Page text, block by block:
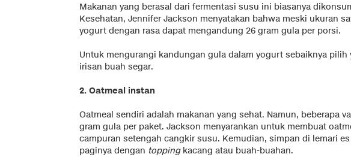
Makanan yang berasal dari fermentasi susu ini biasanya
Kesehatan, Jennifer Jackson menyatakan bahwa meski ukuran
yogurt dengan rasa dapat mengandung 26 gram gula per porsi.
Untuk mengurangi kandungan gula dalam yogurt sebaiknya
irisan buah segar.
2. Oatmeal instan
Oatmeal sendiri adalah makanan yang sehat. Namun, beberapa
gram gula per paket. Jackson menyarankan untuk membuat
campuran setengah cangkir susu. Kemudian, simpan di lemari
paginya dengan toppingkacang atau buah-buahan.